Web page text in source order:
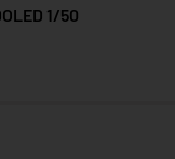
1/50